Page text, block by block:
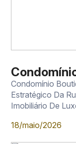
Condomínio
Estratégico Da
Imobiliário De
18/maio/2026